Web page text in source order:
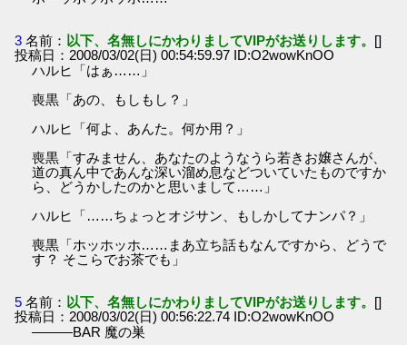
3 名前： 以下、名無しにかわりましてVIPがお送りします。 []
投稿日：2008/03/02(日) 00:54:59.97 ID:O2wowKnOO
ハルヒ「はぁ……」
喪黒「あの、もしもし？」
ハルヒ「何よ、あんた。何か用？」
喪黒「すみません、あなたのようなうら若きお嬢さんが、
道の真ん中であんな深い溜め息などついていたものですか
ら、どうかしたのかと思いまして……」
ハルヒ「……ちょっとオジサン、もしかしてナンパ？」
喪黒「ホッホッホ……まあ立ち話もなんですから、どうで
す？ そこらでお茶でも」
5 名前： 以下、名無しにかわりましてVIPがお送りします。 []
投稿日：2008/03/02(日) 00:56:22.74 ID:O2wowKnOO
―――BAR 魔の巣